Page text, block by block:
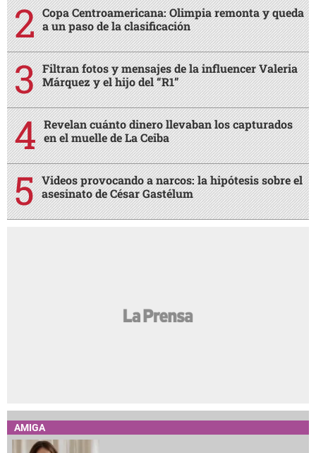
Copa Centroamericana: Olimpia remonta y queda
a un paso de la clasificación
Filtran fotos y mensajes de la influencer Valeria
Márquez y el hijo del “R1”
Revelan cuánto dinero llevaban los capturados
en el muelle de La Ceiba
Videos provocando a narcos: la hipótesis sobre el
asesinato de César Gastélum
AMIGA